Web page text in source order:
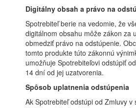
Digitálny obsah a právo na
Spotrebiteľ berie na vedomie, že
digitálnom obsahu môže zákon za
obmedziť právo na odstúpenie.
tomto produkte túto zákonnú
umožňuje Spotrebiteľovi odstúpiť
14 dní od jej uzatvorenia.
Spôsob uplatnenia odstúpenia
Ak Spotrebiteľ odstúpi od Zmluvy v